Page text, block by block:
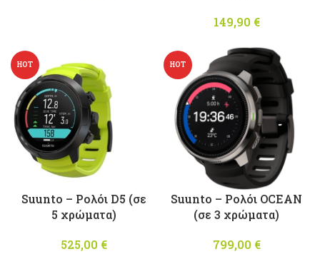
296,00 €.
149,90 €
HOT
Suunto – Ρολόι D5 (σε
5 χρώματα)
525,00 €
HOT
Suunto – Ρολόι OCEAN
(σε 3 χρώματα)
799,00 €